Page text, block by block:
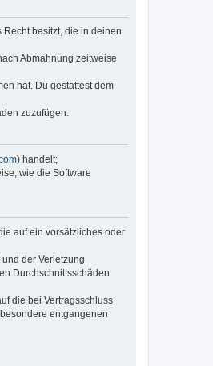
besitzt, die in deinen
Abmahnung zeitweise
hat. Du gestattest dem
zuzufügen.
) handelt;
wie die Software
auf ein vorsätzliches oder
der Verletzung
Durchschnittsschäden
die bei Vertragsschluss
entgangenen